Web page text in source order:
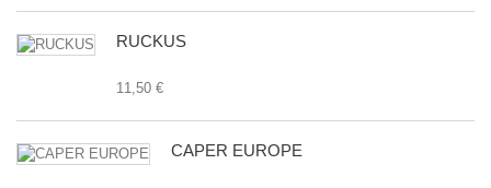
RUCKUS
11,50 €
CAPER EUROPE